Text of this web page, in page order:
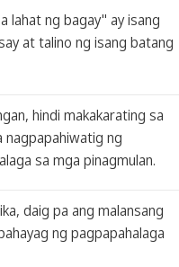
lahat ng bagay" ay isang
at talino ng isang batang
hindi makakarating sa
nagpapahiwatig ng
sa mga pinagmulan.
daig pa ang malansang
ng pagpapahalaga